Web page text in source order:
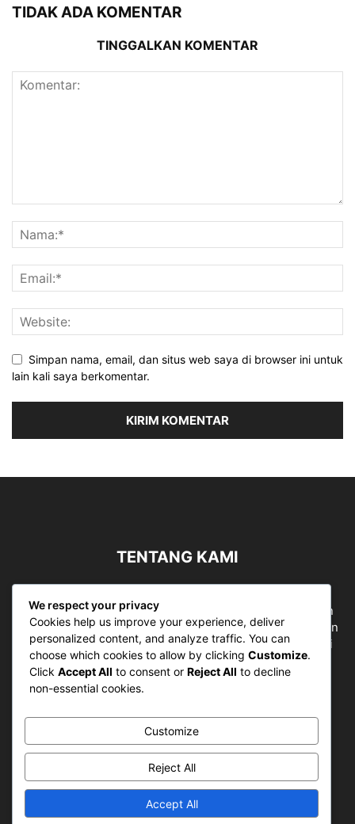
TIDAK ADA KOMENTAR
TINGGALKAN KOMENTAR
Simpan nama, email, dan situs web saya di browser ini untuk
lain kali saya berkomentar.
TENTANG KAMI
bergerak di ruang jurnalistik, sebagai entitas pemberian
ruang Publik, Media merupakan literasi mutlak diperlukan
sebagai kemampuan dasar berpikir kritis untuk hidup di
abad informasi.
Hubungi kami:
IKUTI KAMI
We respect your privacy
Cookies help us improve your experience, deliver
personalized content, and analyze traffic. You can
choose which cookies to allow by clicking Customize.
Click Accept All to consent or Reject All to decline
non-essential cookies.
Customize
Reject All
Accept All